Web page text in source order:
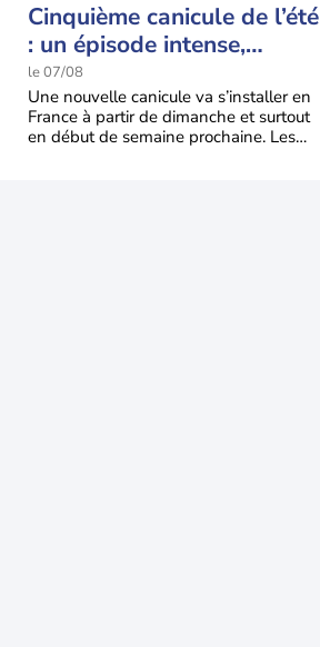
Cinquième canicule de l’été
: un épisode intense,
durable et étendu la
semaine prochaine
le 07/08
Une nouvelle canicule va s’installer en
France à partir de dimanche et surtout
en début de semaine prochaine. Les